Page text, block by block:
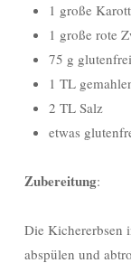
1 große
1 große rote
75 g
1 TL
2 TL Salz
etwas
Zubereitung:
Die Kichererbsen
abspülen und